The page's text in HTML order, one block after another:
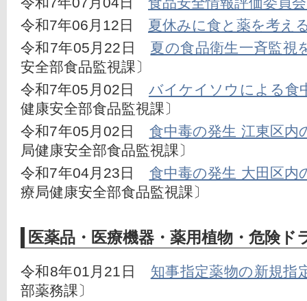
令和7年06月12日 夏休みに食と薬を考え
令和7年05月22日 夏の食品衛生一斉監視
安全部食品監視課〕
令和7年05月02日 バイケイソウによる食
健康安全部食品監視課〕
令和7年05月02日 食中毒の発生 江東区内
局健康安全部食品監視課〕
令和7年04月23日 食中毒の発生 大田区内
療局健康安全部食品監視課〕
医薬品・医療機器・薬用植物・危険ド
令和8年01月21日 知事指定薬物の新規指
部薬務課〕